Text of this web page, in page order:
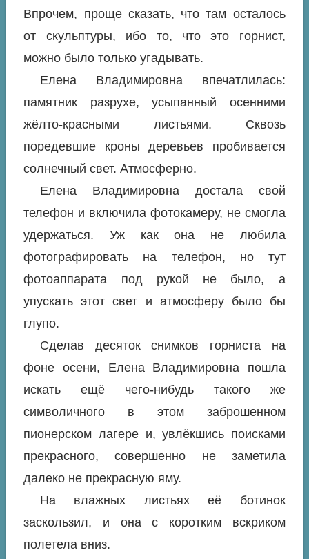
Впрочем, проще сказать, что там осталось
от скульптуры, ибо то, что это горнист,
можно было только угадывать.
Елена Владимировна впечатлилась:
памятник разрухе, усыпанный осенними
жёлто-красными листьями. Сквозь
поредевшие кроны деревьев пробивается
солнечный свет. Атмосферно.
Елена Владимировна достала свой
телефон и включила фотокамеру, не смогла
удержаться. Уж как она не любила
фотографировать на телефон, но тут
фотоаппарата под рукой не было, а
упускать этот свет и атмосферу было бы
глупо.
Сделав десяток снимков горниста на
фоне осени, Елена Владимировна пошла
искать ещё чего-нибудь такого же
символичного в этом заброшенном
пионерском лагере и, увлёкшись поисками
прекрасного, совершенно не заметила
далеко не прекрасную яму.
На влажных листьях её ботинок
заскользил, и она с коротким вскриком
полетела вниз.